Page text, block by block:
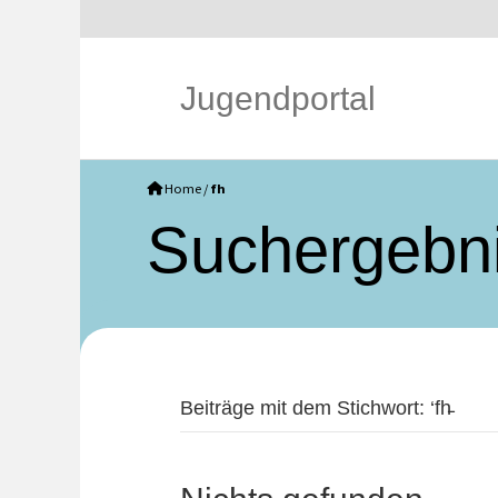
Jugendportal
Home / fh
Beiträge mit dem Stichwort: ‘fh̵